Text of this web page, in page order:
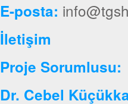
E-posta:
İletişim
Proje
Dr. Cebel